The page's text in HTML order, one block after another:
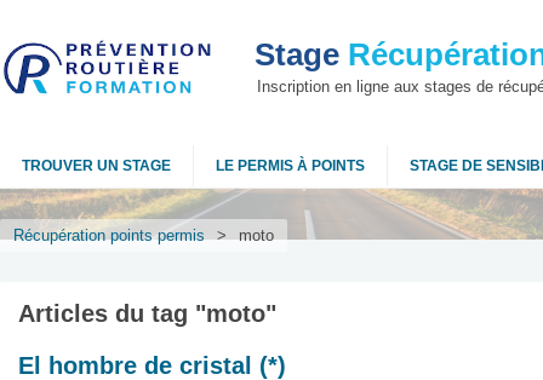
Stage
Inscription en ligne aux stages de
TROUVER UN STAGE LE PERMIS À POINTS STAGE DE
Récupération points permis > moto
Articles du tag "moto"
El hombre de cristal (*)